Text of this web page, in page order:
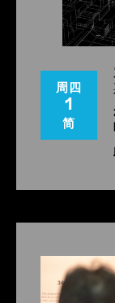
《黑色之城》
博物馆和哈莱
建：美国的建
种族主义;白皮书
世界：大都会的
周四
1
简